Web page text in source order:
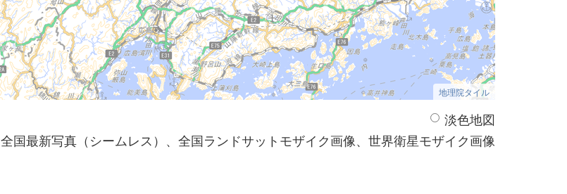
地理院タイル
淡色地図
全国最新写真（シームレス）、全国ランドサットモザイク画像、世界衛星モザイク画像